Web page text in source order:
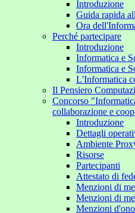
Introduzione
Guida rapida
Ora
Perché partecipare
Introduzione
Informatica e
Informatica e
L'Informatica
Il Pensiero
Concorso
collaborazione e
Introduzione
Dettagli
Ambiente
Risorse
Partecipanti
Attestato di
Menzioni di
Menzioni di
Menzioni